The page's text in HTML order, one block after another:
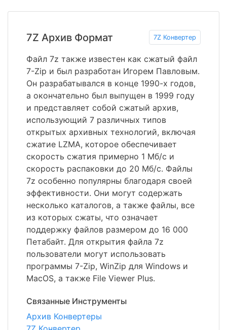
7Z Архив Формат 7Z Конвертер
Файл 7z также известен как сжатый файл
7-Zip и был разработан Игорем Павловым.
Он разрабатывался в конце 1990-х годов,
а окончательно был выпущен в 1999 году
и представляет собой сжатый архив,
использующий 7 различных типов
открытых архивных технологий, включая
сжатие LZMA, которое обеспечивает
скорость сжатия примерно 1 Мб/с и
скорость распаковки до 20 Мб/с. Файлы
7z особенно популярны благодаря своей
эффективности. Они могут содержать
несколько каталогов, а также файлы, все
из которых сжаты, что означает
поддержку файлов размером до 16 000
Петабайт. Для открытия файла 7z
пользователи могут использовать
программы 7-Zip, WinZip для Windows и
MacOS, а также File Viewer Plus.
Связанные Инструменты
Архив Конвертеры